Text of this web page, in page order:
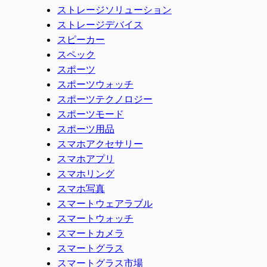
ストレージソリューション
ストレージデバイス
スピーカー
スペック
スポーツ
スポーツウォッチ
スポーツテクノロジー
スポーツモード
スポーツ用品
スマホアクセサリー
スマホアプリ
スマホリング
スマホ写真
スマートウェアラブル
スマートウォッチ
スマートカメラ
スマートグラス
スマートグラス市場